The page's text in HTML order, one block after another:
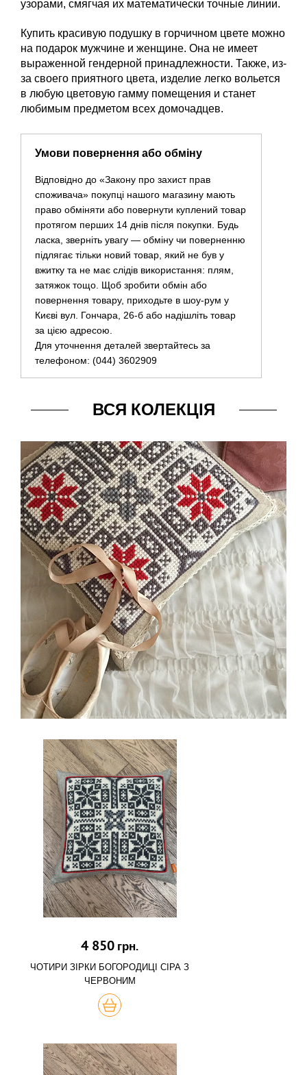
узорами, смягчая их математически точные линии.
Купить красивую подушку в горчичном цвете можно
на подарок мужчине и женщине. Она не имеет
выраженной гендерной принадлежности. Также, из-
за своего приятного цвета, изделие легко вольется
в любую цветовую гамму помещения и станет
любимым предметом всех домочадцев.
Умови повернення або обміну
Відповідно до «Закону про захист прав
споживача» покупці нашого магазину мають
право обміняти або повернути куплений товар
протягом перших 14 днів після покупки. Будь
ласка, зверніть увагу — обміну чи поверненню
підлягає тільки новий товар, який не був у
вжитку та не має слідів використання: плям,
затяжок тощо. Щоб зробити обмін або
повернення товару, приходьте в шоу-рум у
Києві вул. Гончара, 26-б або надішліть товар
за цією адресою.
Для уточнення деталей звертайтесь за
телефоном: (044) 3602909
ВСЯ КОЛЕКЦІЯ
4 850 грн.
ЧОТИРИ ЗІРКИ БОГОРОДИЦІ СІРА З
ЧЕРВОНИМ
КУПИТЬ